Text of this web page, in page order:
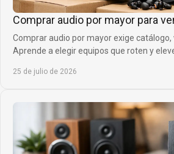
Comprar audio por mayor para
Comprar audio por mayor exige catálogo,
Aprende a elegir equipos que roten y
25 de julio de 2026